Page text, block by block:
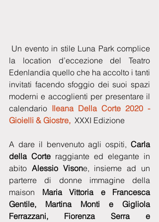
la location d’eccezione del Teatro
Edenlandia quello che ha accolto i tanti
invitati facendo sfoggio dei suoi spazi
moderni e accoglienti per presentare il
calendario Ileana Della Corte 2020 -
Gioielli & Giostre,
  XXXI Edizione
A dare il benvenuto agli ospiti, Carla
della Corte raggiante ed elegante in
abito Alessio Visone, insieme ad un
parterre di donne immagine della
maison Maria Vittoria e Francesca
Gentile, Martina Monti e Gigliola
Ferrazzani, Fiorenza Serra e